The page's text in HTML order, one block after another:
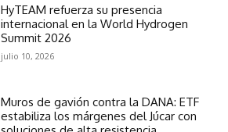
HyTEAM refuerza su presencia
internacional en la World Hydrogen
Summit 2026
julio 10, 2026
Muros de gavión contra la DANA: ETF
estabiliza los márgenes del Júcar con